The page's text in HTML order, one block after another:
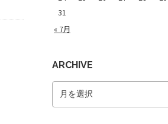
« 7月
31
ARCHIVE